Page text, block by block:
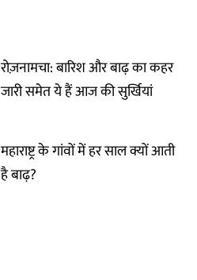
रोज़नामचा: बारिश और बाढ़ का कहर
जारी समेत ये हैं आज की सुर्खियां
महाराष्ट्र के गांवों में हर साल क्यों आती
है बाढ़?